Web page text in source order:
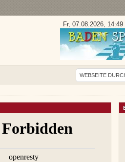
Fr, 07.08.2026, 14:49